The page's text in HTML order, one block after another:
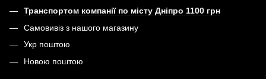
Транспортом компанії по місту Дніпро 1100 грн
Самовивіз з нашого магазину
Укр поштою
Новою поштою